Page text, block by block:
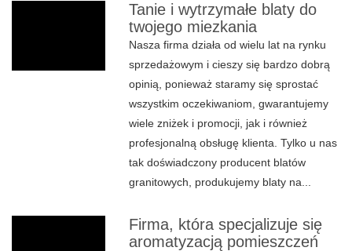
Tanie i wytrzymałe blaty do
twojego miezkania
Nasza firma działa od wielu lat na rynku
sprzedażowym i cieszy się bardzo dobrą
opinią, ponieważ staramy się sprostać
wszystkim oczekiwaniom, gwarantujemy
wiele zniżek i promocji, jak i również
profesjonalną obsługę klienta. Tylko u nas
tak doświadczony producent blatów
granitowych, produkujemy blaty na...
Firma, która specjalizuje się
aromatyzacją pomieszczeń